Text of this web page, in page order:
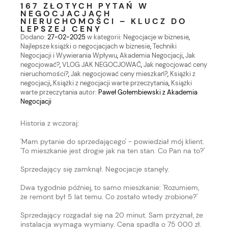
167 ZŁOTYCH PYTAŃ W
NEGOCJACJACH
NIERUCHOMOŚCI – KLUCZ DO
LEPSZEJ CENY
Dodano: 27-02-2025w kategorii: Negocjacje w biznesie,
Najlepsze książki o negocjacjach w biznesie,Techniki
Negocjacji i Wywierania Wpływu,Akademia Negocjacji,Jak
negocjować?,VLOG JAK NEGOCJOWAĆ,Jak negocjować ceny
nieruchomości?,Jak negocjować ceny mieszkań?, Książki z
negocjacji, Książki z negocjacji warte przeczytania, Książki
warte przeczytaniaautor: Paweł Gołembiewski z Akademia
Negocjacji
Historia z wczoraj:
'Mam pytanie do sprzedającego' - powiedział mój klient.
'To mieszkanie jest drogie jak na ten stan. Co Pan na to?'
Sprzedający się zamknął. Negocjacje stanęły.
Dwa tygodnie później, to samo mieszkanie: 'Rozumiem,
że remont był 5 lat temu. Co zostało wtedy zrobione?'
Sprzedający rozgadał się na 20 minut. Sam przyznał, że
instalacja wymaga wymiany. Cena spadła o 75 000 zł.